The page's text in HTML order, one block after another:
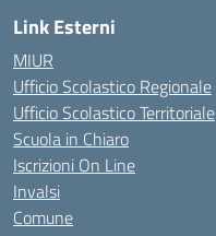
Link Esterni
MIUR
Ufficio Scolastico Regionale
Ufficio Scolastico Territoriale
Scuola in Chiaro
Iscrizioni On Line
Invalsi
Comune